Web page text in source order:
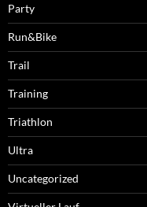
Party
Run&Bike
Trail
Training
Triathlon
Ultra
Uncategorized